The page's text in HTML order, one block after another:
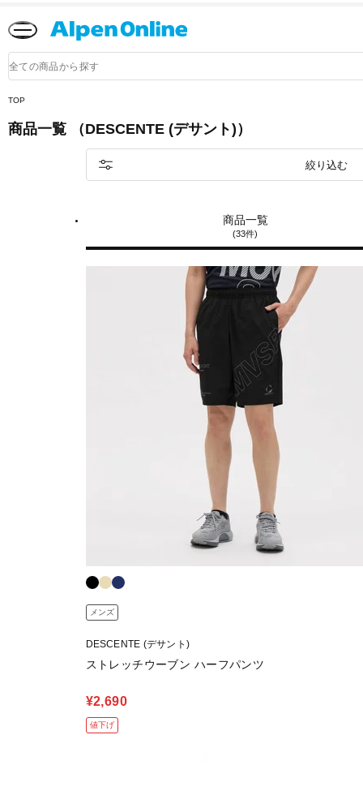
品
検
TOP
商品一覧 （DESCENTE (デサント)）
商品一覧
(33件)
絞り込む
メンズ
DESCENTE (デサント)
ストレッチウーブン ハーフパンツ
¥2,690
値下げ